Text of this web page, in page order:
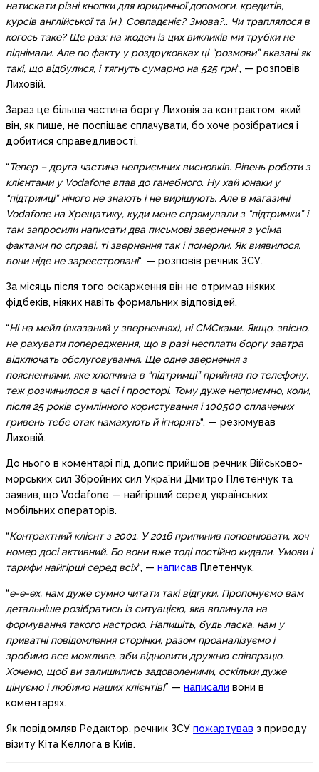
натискати різні кнопки для юридичної допомоги, кредитів,
курсів англійської та ін.). Совпадєніє? Змова?.. Чи траплялося в
когось таке? Ще раз: на жоден із цих викликів ми трубки не
піднімали. Але по факту у роздруковках ці “розмови” вказані як
такі, що відбулися, і тягнуть сумарно на 525 грн“, — розповів
Лиховій.
Зараз це більша частина боргу Лиховія за контрактом, який
він, як пише, не поспішає сплачувати, бо хоче розібратися і
добитися справедливості.
“Тепер – друга частина неприємних висновків. Рівень роботи з
клієнтами у Vodafone впав до ганебного. Ну хай юнаки у
“підтримці” нічого не знають і не вирішують. Але в магазині
Vodafone на Хрещатику, куди мене спрямували з “підтримки” і
там запросили написати два письмові звернення з усіма
фактами по справі, ті звернення так і померли. Як виявилося,
вони ніде не зареєстровані“, — розповів речник ЗСУ.
За місяць після того оскарження він не отримав ніяких
фідбеків, ніяких навіть формальних відповідей.
“Ні на мейл (вказаний у зверненнях), ні СМСками. Якщо, звісно,
не рахувати попередження, що в разі несплати боргу завтра
відключать обслуговування. Ще одне звернення з
поясненнями, яке хлопчина в “підтримці” прийняв по телефону,
теж розчинилося в часі і просторі. Тому дуже неприємно, коли,
після 25 років сумлінного користування і 100500 сплачених
гривень тебе отак намахують й ігнорять“, — резюмував
Лиховій.
До нього в коментарі під допис прийшов речник Військово-
морських сил Збройних сил України Дмитро Плетенчук та
заявив, що Vodafone — найгірший серед українських
мобільних операторів.
“Контрактний клієнт з 2001. У 2016 припинив поповнювати, хоч
номер досі активний. Бо вони вже тоді постійно кидали. Умови і
тарифи найгірші серед всіх“, — написав Плетенчук.
“е-е-ех, нам дуже сумно читати такі відгуки. Пропонуємо вам
детальніше розібратись із ситуацією, яка вплинула на
формування такого настрою. Напишіть, будь ласка, нам у
приватні повідомлення сторінки, разом проаналізуємо і
зробимо все можливе, аби відновити дружню співпрацю.
Хочемо, щоб ви залишились задоволеними, оскільки дуже
цінуємо і любимо наших клієнтів!” — написали вони в
коментарях.
Як повідомляв Редактор, речник ЗСУ пожартував з приводу
візиту Кіта Келлога в Київ.